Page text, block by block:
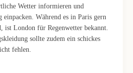
Wetter informieren und
einpacken. Während es in Paris gern
ist London für Regenwetter bekannt.
sollte zudem ein schickes
fehlen.